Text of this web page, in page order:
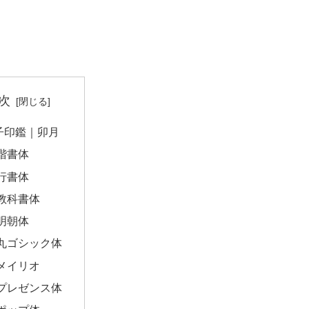
印鑑｜卯月
書体
書体
科書体
朝体
ゴシック体
イリオ
レゼンス体